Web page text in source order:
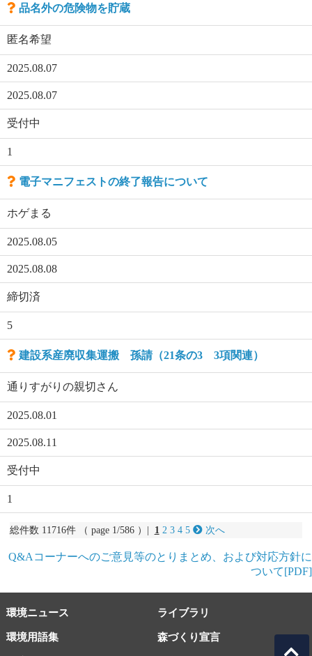
品名外の危険物を貯蔵
匿名希望
2025.08.07
2025.08.07
受付中
1
電子マニフェストの終了報告について
ホゲまる
2025.08.05
2025.08.08
締切済
5
建設系産廃収集運搬 孫請（21条の3 3項関連）
通りすがりの親切さん
2025.08.01
2025.08.11
受付中
1
総件数 11716件 （ page 1/586 ）| 1 2 3 4 5 次へ
Q&Aコーナーへのご意見等のとりまとめ、および対応方針に
ついて[PDF]
環境ニュース ライブラリ
環境用語集 森づくり宣言